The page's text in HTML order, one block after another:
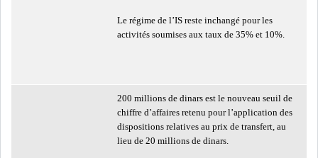
RSS ANALYSES QUOTIDIENNES
Le régime de l’IS reste inchangé pour les
activités soumises aux taux de 35% et 10%.
200 millions de dinars est le nouveau seuil de
chiffre d’affaires retenu pour l’application des
dispositions relatives au prix de transfert, au
lieu de 20 millions de dinars.